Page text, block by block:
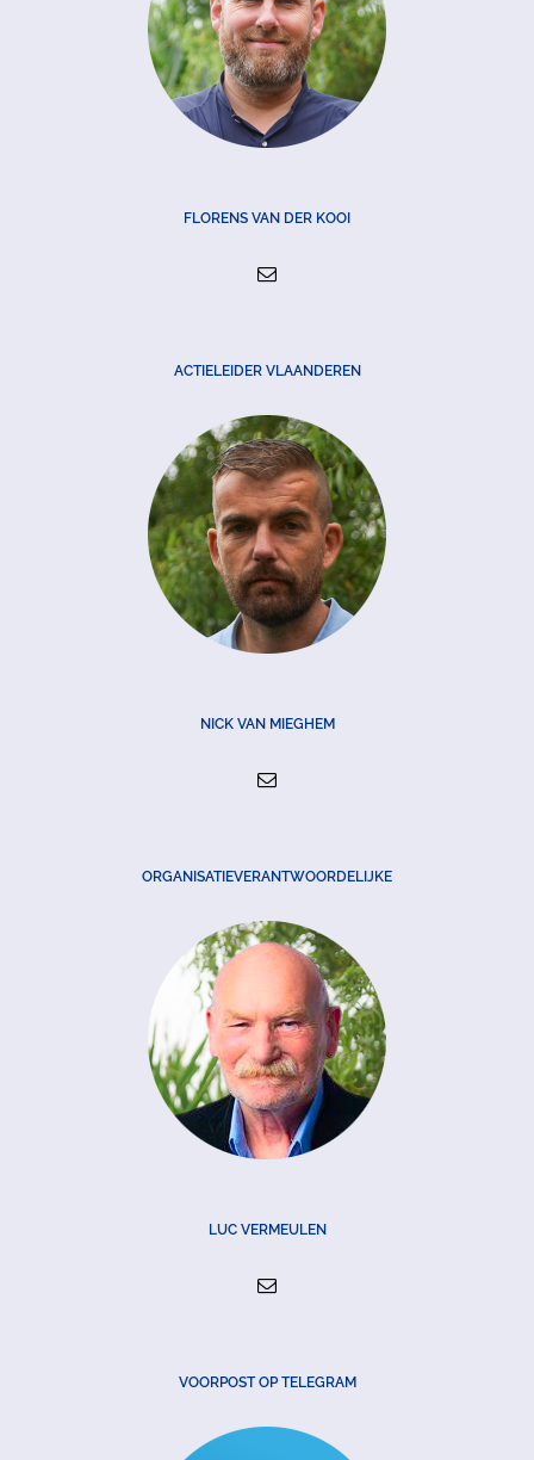
FLORENS VAN DER KOOI
ACTIELEIDER VLAANDEREN
NICK VAN MIEGHEM
ORGANISATIEVERANTWOORDELIJKE
LUC VERMEULEN
VOORPOST OP TELEGRAM